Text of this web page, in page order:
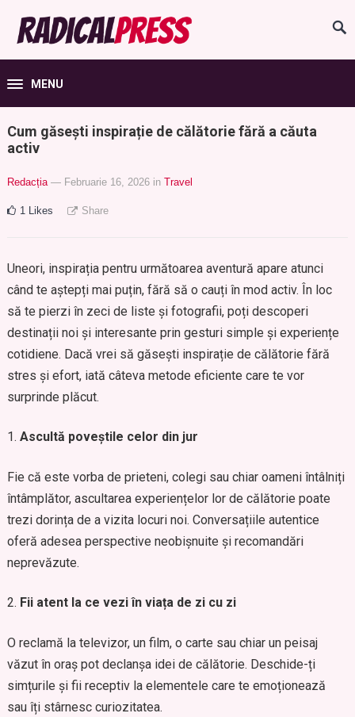
MENU
Cum găsești inspirație de călătorie fără a căuta
activ
Redacția — Februarie 16, 2026 in Travel
1 Likes Share
Uneori, inspirația pentru următoarea aventură apare atunci
când te aștepți mai puțin, fără să o cauți în mod activ. În loc
să te pierzi în zeci de liste și fotografii, poți descoperi
destinații noi și interesante prin gesturi simple și experiențe
cotidiene. Dacă vrei să găsești inspirație de călătorie fără
stres și efort, iată câteva metode eficiente care te vor
surprinde plăcut.
Ascultă poveștile celor din jur
Fie că este vorba de prieteni, colegi sau chiar oameni întâlniți
întâmplător, ascultarea experiențelor lor de călătorie poate
trezi dorința de a vizita locuri noi. Conversațiile autentice
oferă adesea perspective neobișnuite și recomandări
neprevăzute.
Fii atent la ce vezi în viața de zi cu zi
O reclamă la televizor, un film, o carte sau chiar un peisaj
văzut în oraș pot declanșa idei de călătorie. Deschide-ți
simțurile și fii receptiv la elementele care te emoționează
sau îți stârnesc curiozitatea.